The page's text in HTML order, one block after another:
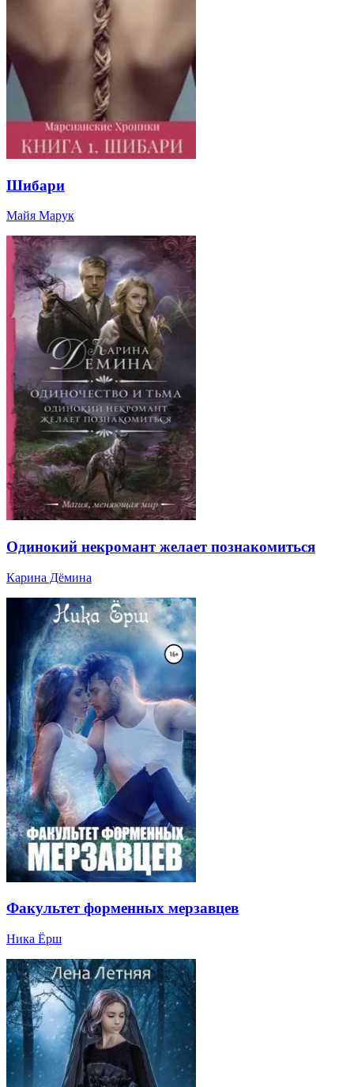
Шибари
Майя Марук
Одинокий некромант желает познакомиться
Карина Дёмина
Факультет форменных мерзавцев
Ника Ёрш